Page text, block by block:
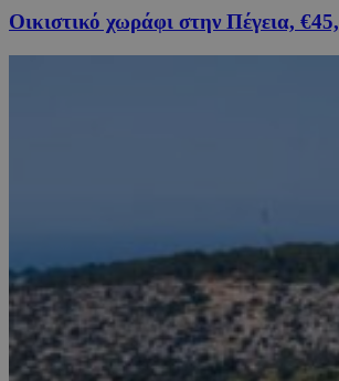
Οικιστικό χωράφι στην Πέγεια,